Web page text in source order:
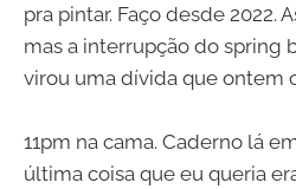
pra pintar. Faço desde 2022.
mas a interrupção do spring
virou uma dívida que ontem
11pm na cama. Caderno lá
última coisa que eu queria